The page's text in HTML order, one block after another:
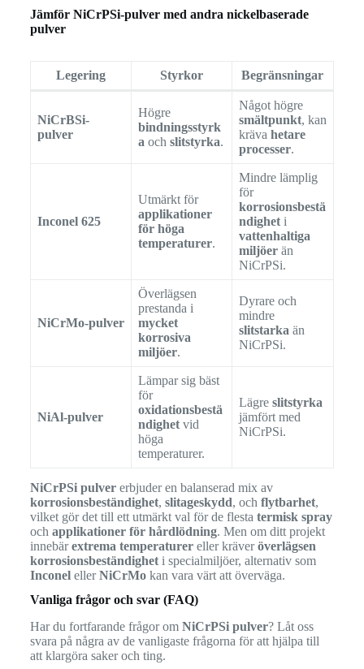
Jämför NiCrPSi-pulver med andra nickelbaserade
pulver
Legering Styrkor Begränsningar
NiCrBSi-
pulver
Högre
bindningsstyrk
a och slitstyrka.
Något högre
smältpunkt, kan
kräva hetare
processer.
Inconel 625
Utmärkt för
applikationer
för höga
temperaturer.
Mindre lämplig
för
korrosionsbestä
ndigheti
vattenhaltiga
miljöerän
NiCrPSi.
NiCrMo-pulver
Överlägsen
prestanda i
mycket
korrosiva
miljöer.
Dyrare och
mindre
slitstarka än
NiCrPSi.
NiAl-pulver
Lämpar sig bäst
för
oxidationsbestä
ndighetvid
höga
temperaturer.
Lägre slitstyrka
jämfört med
NiCrPSi.
NiCrPSi pulvererbjuder en balanserad mix av
korrosionsbeständighet, slitageskydd, och flytbarhet,
vilket gör det till ett utmärkt val för de flesta termisk spray
och applikationer för hårdlödning. Men om ditt projekt
innebärextrema temperaturereller kräveröverlägsen
korrosionsbeständigheti specialmiljöer, alternativ som
InconelellerNiCrMokan vara värt att överväga.
Vanliga frågor och svar (FAQ)
Har du fortfarande frågor om NiCrPSi pulver? Låt oss
svara på några av de vanligaste frågorna för att hjälpa till
att klargöra saker och ting.